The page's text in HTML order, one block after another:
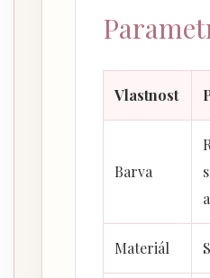
Vlastnost
Barva
Materiál